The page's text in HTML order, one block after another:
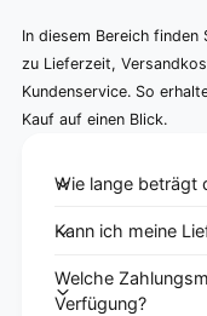
In diesem Bereich
zu Lieferzeit,
Kundenservice. So
Kauf auf einen Blick.
Wie lange beträgt
Kann ich meine
Welche
Verfügung?